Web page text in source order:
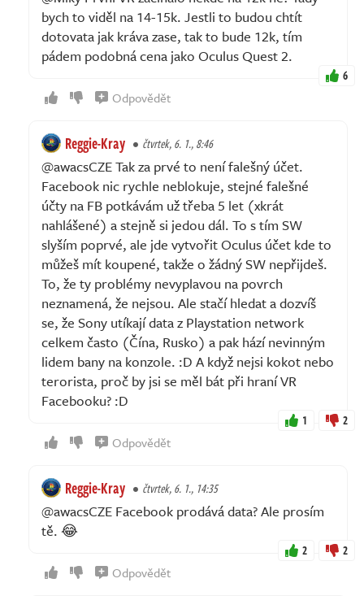
bych to viděl na 14-15k. Jestli to budou chtít
dotovata jak kráva zase, tak to bude 12k, tím
pádem podobná cena jako Oculus Quest 2.
6
Odpovědět
Reggie-Kray čtvrtek, 6. 1., 8:46
@awacsCZE Tak za prvé to není falešný účet.
Facebook nic rychle neblokuje, stejné falešné
účty na FB potkávám už třeba 5 let (xkrát
nahlášené) a stejně si jedou dál. To s tím SW
slyším poprvé, ale jde vytvořit Oculus účet kde to
můžeš mít koupené, takže o žádný SW nepřijdeš.
To, že ty problémy nevyplavou na povrch
neznamená, že nejsou. Ale stačí hledat a dozvíš
se, že Sony utíkají data z Playstation network
celkem často (Čína, Rusko) a pak hází nevinným
lidem bany na konzole. :D A když nejsi kokot nebo
terorista, proč by jsi se měl bát při hraní VR
Facebooku? :D
1 2
Odpovědět
Reggie-Kray čtvrtek, 6. 1., 14:35
@awacsCZE Facebook prodává data? Ale prosím
tě. 😂
2 2
Odpovědět